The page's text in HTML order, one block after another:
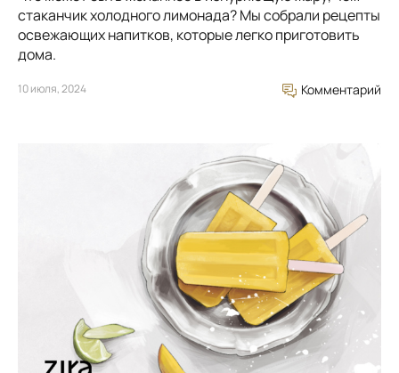
стаканчик холодного лимонада? Мы собрали рецепты
освежающих напитков, которые легко приготовить
дома.
10 июля, 2024 Комментарий